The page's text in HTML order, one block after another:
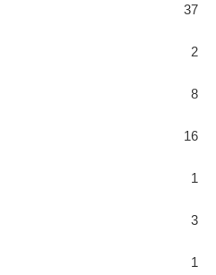
37
2
8
16
1
3
1